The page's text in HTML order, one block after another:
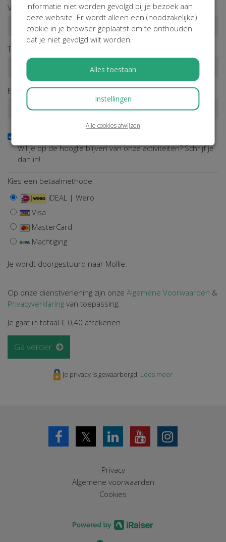
Voornaam*
Tussenv.
E-mailadres*
Wil je op de hoogte blijven van onze activiteiten? Schrijf je
dan in!
Kies een betaalmethode
iDEAL | Wero
Visa
MasterCard
Machtiging
Je wordt doorgestuurd naar Mollie.
Op onze dienstverlening zijn onze Algemene Voorwaarden &
Privacyverklaring van toepassing.
Je gaat in totaal € 0,40 afrekenen.
Ga verder
Je privacy is gewaarborgd. Lees meer
𝕏
Privacy
Algemene voorwaarden
Cookies
informatie niet worden gevolgd bij je bezoek aan
deze website. Er wordt alleen een (noodzakelijke)
cookie in je browser geplaatst om te onthouden
dat je niet gevolgd wilt worden.
Alles toestaan
Instellingen
Alle cookies afwijzen